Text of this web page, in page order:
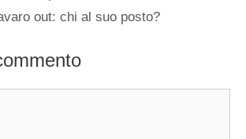
out: chi al suo posto?